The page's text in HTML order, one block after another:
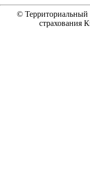
© Территориальный
страхования